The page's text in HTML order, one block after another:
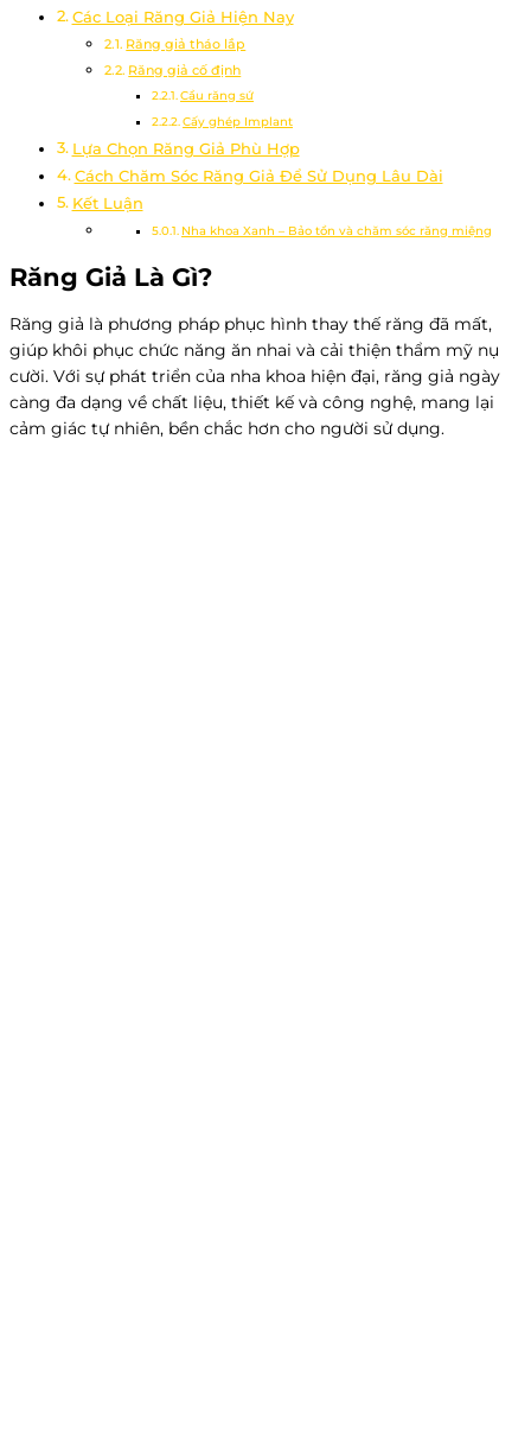
Các Loại Răng Giả Hiện Nay
Răng giả tháo lắp
Răng giả cố định
Cầu răng sứ
Cấy ghép Implant
Lựa Chọn Răng Giả Phù Hợp
Cách Chăm Sóc Răng Giả Để Sử Dụng Lâu Dài
Kết Luận
Nha khoa Xanh – Bảo tồn và chăm sóc răng miệng
Răng Giả Là Gì?
Răng giả là phương pháp phục hình thay thế răng đã mất,
giúp khôi phục chức năng ăn nhai và cải thiện thẩm mỹ nụ
cười. Với sự phát triển của nha khoa hiện đại, răng giả ngày
càng đa dạng về chất liệu, thiết kế và công nghệ, mang lại
cảm giác tự nhiên, bền chắc hơn cho người sử dụng.